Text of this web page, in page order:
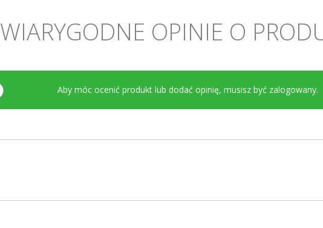
WIARYGODNE OPINIE O
Aby móc ocenić produkt lub dodać opinię, musisz być zalogowany.